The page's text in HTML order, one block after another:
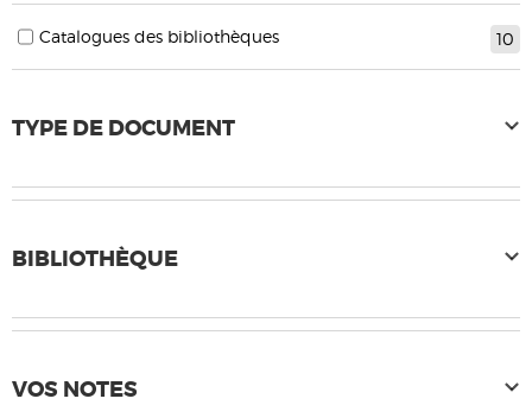
10
Catalogues des bibliothèques
TYPE DE DOCUMENT
BIBLIOTHÈQUE
VOS NOTES